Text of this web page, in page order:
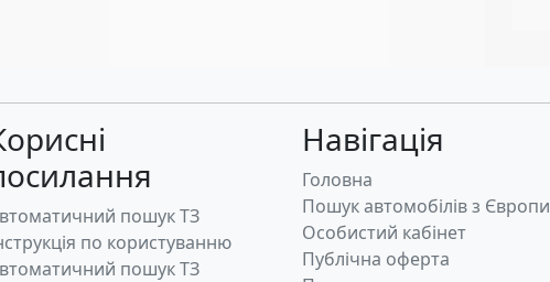
пошук ТЗ
по користуванню
пошук ТЗ
Навігація
Головна
Пошук автомобілів з Європи
Особистий кабінет
Публічна оферта